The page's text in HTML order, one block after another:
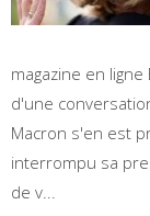
magazine en
d'une
Macron s'en est
interrompu sa
de v...